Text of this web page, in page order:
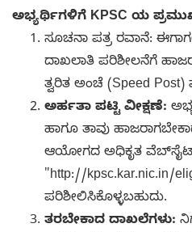
ಅಭ್ಯರ್ಥಿಗಳಿಗೆ KPSC ಯ
ಸೂಚನಾ ಪತ್ರ ರವಾನೆ:
ದಾಖಲಾತಿ ಪರಿಶೀಲನೆಗೆ
ತ್ವರಿತ ಅಂಚೆ (Speed
ಅರ್ಹತಾ ಪಟ್ಟಿ ವೀಕ್ಷಣೆ:
ಹಾಗೂ ತಾವು
ಆಯೋಗದ ಅಧಿಕೃತ
"http://kpsc.kar.nic.in/
ಪರಿಶೀಲಿಸಿಕೊಳ್ಳಬಹುದು.
ತರಬೇಕಾದ ದಾಖಲೆಗಳು: